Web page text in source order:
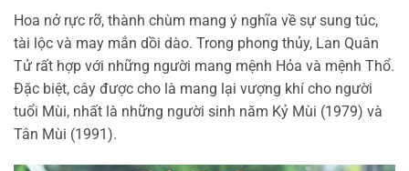
Hoa nở rực rỡ, thành chùm mang ý nghĩa về sự sung túc,
tài lộc và may mắn dồi dào. Trong phong thủy, Lan Quân
Tử rất hợp với những người mang mệnh Hỏa và mệnh Thổ.
Đặc biệt, cây được cho là mang lại vượng khí cho người
tuổi Mùi, nhất là những người sinh năm Kỷ Mùi (1979) và
Tân Mùi (1991).